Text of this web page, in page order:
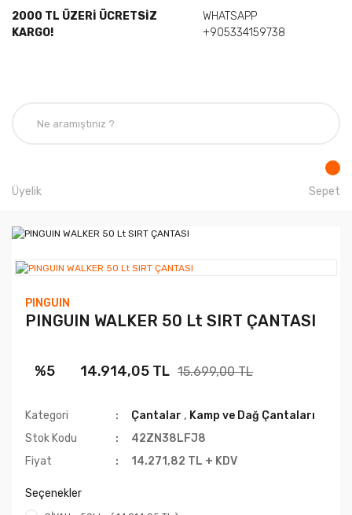
2000 TL ÜZERİ ÜCRETSİZ
KARGO!
WHATSAPP
+905334159738
Üyelik Sepet
PINGUIN
PINGUIN WALKER 50 Lt SIRT ÇANTASI
%5 14.914,05 TL 15.699,00 TL
Kategori Çantalar , Kamp ve Dağ Çantaları
Stok Kodu
42ZN38LFJ8
Fiyat
14.271,82 TL + KDV
Seçenekler